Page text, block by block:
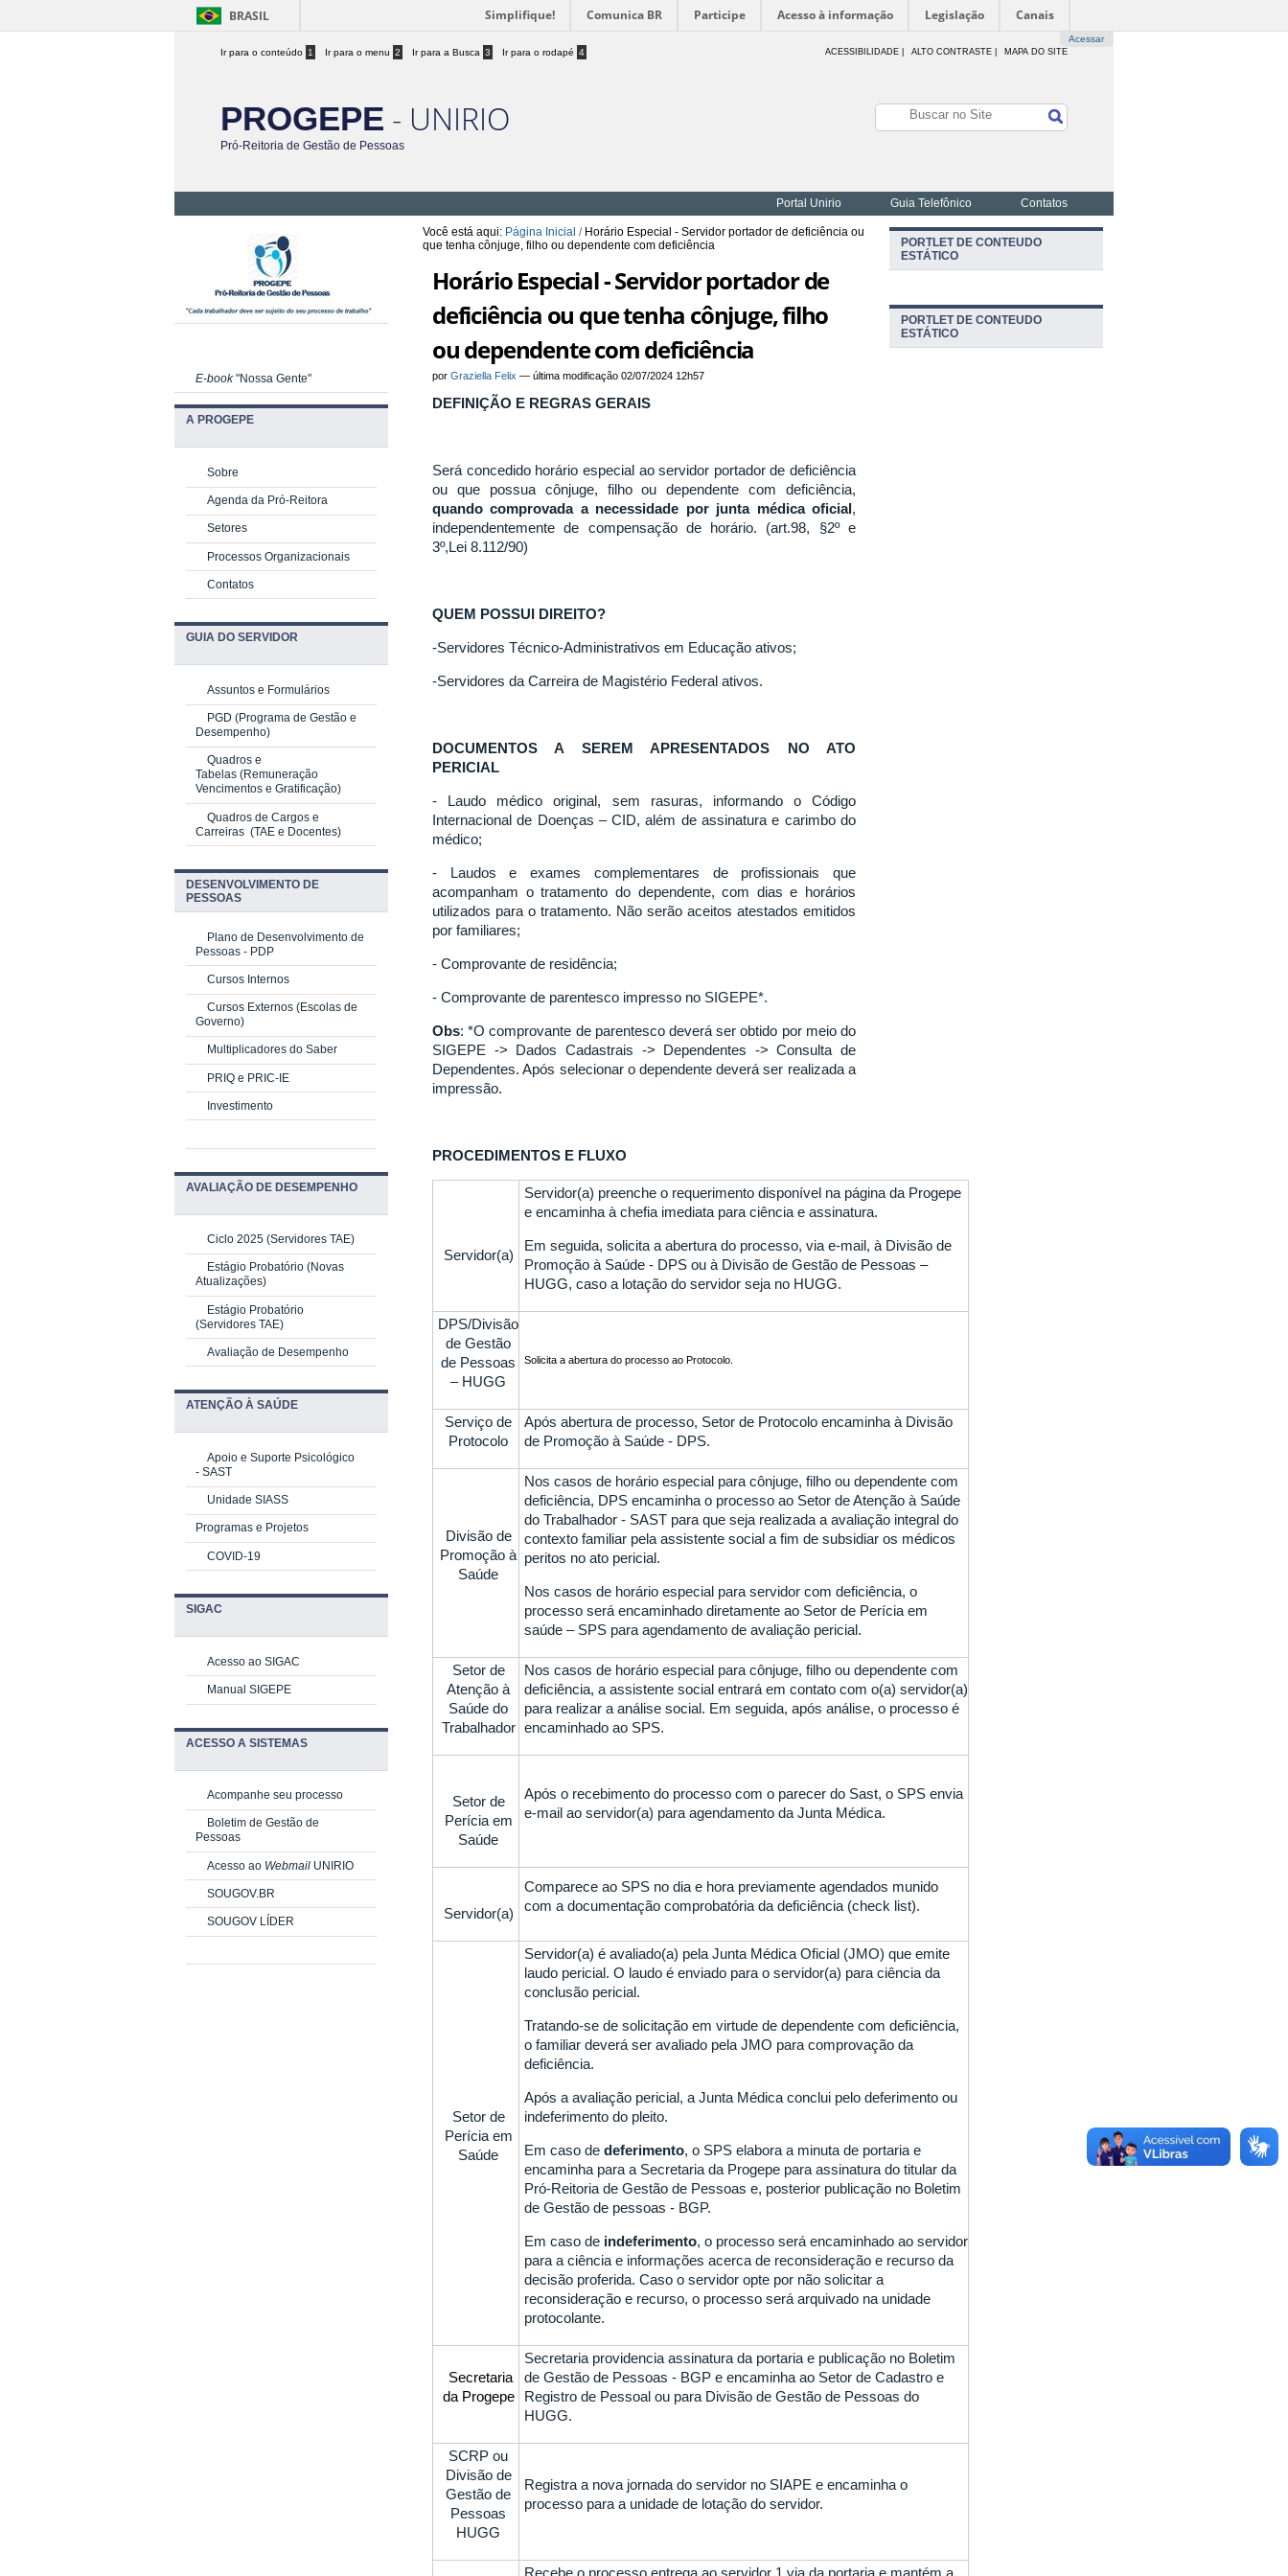
BRASIL Simplifique! Comunica BR Participe Acesso à informação Legislação Canais
Acessar
Ir para o conteúdo 1 Ir para o menu 2 Ir para a Busca 3 Ir para o rodapé 4 ACESSIBILIDADE ALTO CONTRASTE | MAPA DO SITE
PROGEPE - UNIRIO
Pró-Reitoria de Gestão de Pessoas
Portal Unirio Guia Telefônico Contatos
Você está aqui: Página Inicial / Horário Especial - Servidor portador de deficiência ou
que tenha cônjuge, filho ou dependente com deficiência
Horário Especial - Servidor portador de
deficiência ou que tenha cônjuge, filho
ou dependente com deficiência
porGraziella Felix —última modificação 02/07/2024 12h57
DEFINIÇÃO E REGRAS GERAIS
Será concedido horário especial ao servidor portador de deficiência
ou que possua cônjuge, filho ou dependente com deficiência,
quando comprovada a necessidade por junta médica oficial,
independentemente de compensação de horário. (art.98, §2º e
3º,Lei 8.112/90)
QUEM POSSUI DIREITO?
-Servidores Técnico-Administrativos em Educação ativos;
-Servidores da Carreira de Magistério Federal ativos.
DOCUMENTOS A SEREM APRESENTADOS NO ATO
PERICIAL
- Laudo médico original, sem rasuras, informando o Código
Internacional de Doenças – CID, além de assinatura e carimbo do
médico;
- Laudos e exames complementares de profissionais que
acompanham o tratamento do dependente, com dias e horários
utilizados para o tratamento. Não serão aceitos atestados emitidos
por familiares;
- Comprovante de residência;
- Comprovante de parentesco impresso no SIGEPE*.
Obs: *O comprovante de parentesco deverá ser obtido por meio do
SIGEPE -> Dados Cadastrais -> Dependentes -> Consulta de
Dependentes. Após selecionar o dependente deverá ser realizada a
impressão.
PROCEDIMENTOS E FLUXO
Servidor(a)
Servidor(a) preenche o requerimento disponível na página da Progepe
e encaminha à chefia imediata para ciência e assinatura.
Em seguida, solicita a abertura do processo, via e-mail, à Divisão de
Promoção à Saúde - DPS ou à Divisão de Gestão de Pessoas –
HUGG, caso a lotação do servidor seja no HUGG.
DPS/Divisão
de Gestão
de Pessoas
– HUGG
Solicita a abertura do processo ao Protocolo.
Serviço de
Protocolo
Após abertura de processo, Setor de Protocolo encaminha à Divisão
de Promoção à Saúde - DPS.
Divisão de
Promoção à
Saúde
Nos casos de horário especial para cônjuge, filho ou dependente com
deficiência, DPS encaminha o processo ao Setor de Atenção à Saúde
do Trabalhador - SAST para que seja realizada a avaliação integral do
contexto familiar pela assistente social a fim de subsidiar os médicos
peritos no ato pericial.
Nos casos de horário especial para servidor com deficiência, o
processo será encaminhado diretamente ao Setor de Perícia em
saúde – SPS para agendamento de avaliação pericial.
Setor de
Atenção à
Saúde do
Trabalhador
Nos casos de horário especial para cônjuge, filho ou dependente com
deficiência, a assistente social entrará em contato com o(a) servidor(a)
para realizar a análise social. Em seguida, após análise, o processo é
encaminhado ao SPS.
Setor de
Perícia em
Saúde
Após o recebimento do processo com o parecer do Sast, o SPS envia
e-mail ao servidor(a) para agendamento da Junta Médica.
Servidor(a)
Comparece ao SPS no dia e hora previamente agendados munido
com a documentação comprobatória da deficiência (check list).
Setor de
Perícia em
Saúde
Servidor(a) é avaliado(a) pela Junta Médica Oficial (JMO) que emite
laudo pericial. O laudo é enviado para o servidor(a) para ciência da
conclusão pericial.
Tratando-se de solicitação em virtude de dependente com deficiência,
o familiar deverá ser avaliado pela JMO para comprovação da
deficiência.
Após a avaliação pericial, a Junta Médica conclui pelo deferimento ou
indeferimento do pleito.
Em caso dedeferimento, o SPS elabora a minuta de portaria e
encaminha para a Secretaria da Progepe para assinatura do titular da
Pró-Reitoria de Gestão de Pessoas e, posterior publicação no Boletim
de Gestão de pessoas - BGP.
Em caso de indeferimento, o processo será encaminhado ao servidor
para a ciência e informações acerca de reconsideração e recurso da
decisão proferida. Caso o servidor opte por não solicitar a
reconsideração e recurso, o processo será arquivado na unidade
protocolante.
Secretaria
da Progepe
Secretaria providencia assinatura da portaria e publicação no Boletim
de Gestão de Pessoas - BGP e encaminha ao Setor de Cadastro e
Registro de Pessoal ou para Divisão de Gestão de Pessoas do
HUGG.
SCRP ou
Divisão de
Gestão de
Pessoas
HUGG
Registra a nova jornada do servidor no SIAPE e encaminha o
processo para a unidade de lotação do servidor.
Recebe o processo entrega ao servidor 1 via da portaria e mantém a
E-book"Nossa Gente"
A PROGEPE
Sobre
Agenda da Pró-Reitora
Setores
Processos Organizacionais
Contatos
GUIA DO SERVIDOR
Assuntos e Formulários
PGD (Programa de Gestão e
Desempenho)
Quadros e
Tabelas (Remuneração
Vencimentos e Gratificação)
Quadros de Cargos e
Carreiras (TAE e Docentes)
DESENVOLVIMENTO DE
PESSOAS
Plano de Desenvolvimento de
Pessoas - PDP
Cursos Internos
Cursos Externos (Escolas de
Governo)
Multiplicadores do Saber
PRIQ e PRIC-IE
Investimento
AVALIAÇÃO DE DESEMPENHO
Ciclo 2025 (Servidores TAE)
Estágio Probatório (Novas
Atualizações)
Estágio Probatório
(Servidores TAE)
Avaliação de Desempenho
ATENÇÃO À SAÚDE
Apoio e Suporte Psicológico
- SAST
Unidade SIASS
Programas e Projetos
COVID-19
SIGAC
Acesso ao SIGAC
Manual SIGEPE
ACESSO A SISTEMAS
Acompanhe seu processo
Boletim de Gestão de
Pessoas
Acesso ao Webmail UNIRIO
SOUGOV.BR
SOUGOV LÍDER
PORTLET DE CONTEUDO
ESTÁTICO
PORTLET DE CONTEUDO
ESTÁTICO